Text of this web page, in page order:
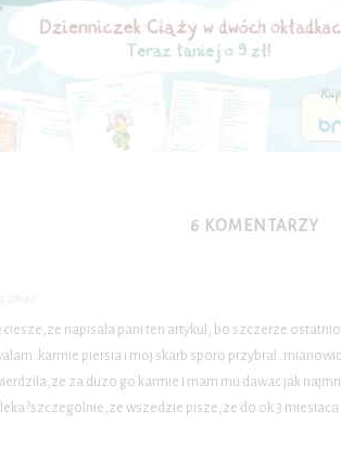
6 KOMENTARZY
ciesze,ze napisala pani ten artykul, bo szczerze
piersia i moj skarb sporo
za duzo go karmie i mam mu dawac jak
wszedzie pisze,ze do ok 3